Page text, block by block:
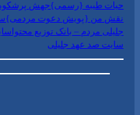
حیات طیبه {رسمی}جهش پرشکوه
نقش من {پویش دعوت مردمی}
جلیلی مردم – بانک توزیع محتوا
سایت صد عهد جلیلی